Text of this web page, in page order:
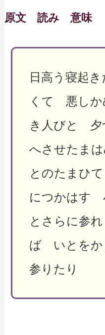
原文 読み 意味
日高う寝起
くて 悪し
き人びと 夕
へさせたま
とのたまひ
につかはす
とさらに参
ば いとをか
参りたり